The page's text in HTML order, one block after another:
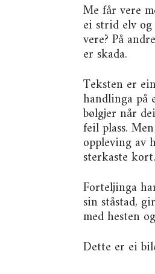
Me får vere
ei strid elv
vere? På
er skada.
Teksten er
handlinga på
bølgjer når
feil plass.
oppleving av
sterkaste kort.
Forteljinga
sin ståstad,
med hesten
Dette er ei